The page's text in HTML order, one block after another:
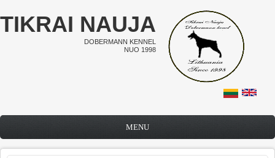
Pereiti į pagrindinį turinį
TIKRAI NAUJA
DOBERMANN KENNEL
NUO 1998
MENU